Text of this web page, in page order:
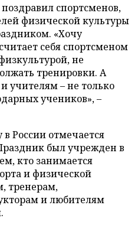
спортсменов,
физической культуры
«Хочу
себя спортсменом
не
тренировки. А
учителям – не только
учеников», –
России отмечается
был учрежден в
кто занимается
и физической
тренерам,
и любителям